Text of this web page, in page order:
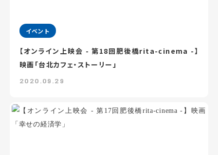
イベント
【オンライン上映会 - 第18回肥後橋rita-cinema -】
映画「台北カフェ・ストーリー」
2020.09.29